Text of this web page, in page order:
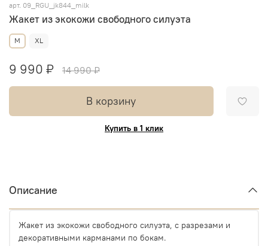
арт. 09_RGU_jk844_milk
Жакет из экокожи свободного силуэта
M XL
9 990 ₽ 14 990 ₽
В корзину
Купить в 1 клик
Описание
Жакет из экокожи свободного силуэта, с разрезами и
декоративными карманами по бокам.